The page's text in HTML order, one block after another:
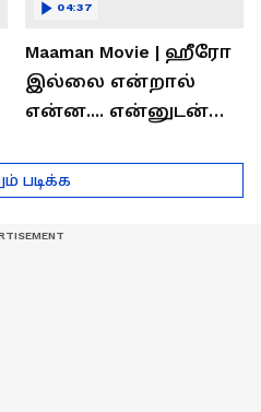
Maaman Movie | ஹீரோ
இல்லை என்றால்
என்ன.... என்னுடன்
இயக்குனர் மாரி
செல்வராஜ் பேச்சு
04:37
படிக்க